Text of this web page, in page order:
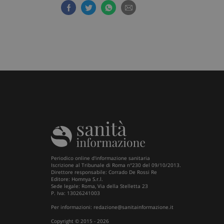
Periodico online d'informazione sanitaria
Iscrizione al Tribunale di Roma n°230 del 09/10/2013.
Direttore responsabile: Corrado De Rossi Re
Editore: Homnya S.r.l.
Sede legale: Roma, Via della Stelletta 23
P. Iva: 13026241003
Per informazioni: redazione@sanitainformazione.it
Copyright © 2015 - 2026